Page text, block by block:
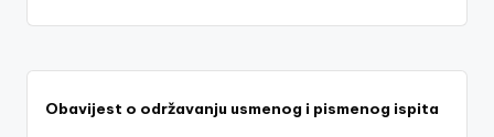
Obavijest o održavanju usmenog i pismenog ispita